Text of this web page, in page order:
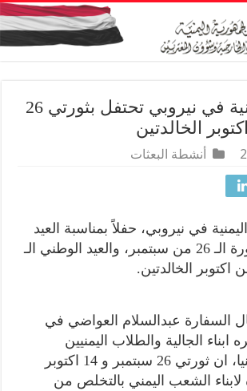
السفارة اليمنية في نيروبي تحتفل بثورتي 26
أنشطة البعثات
في نيروبي، حفلاً بمناسبة العيد
الوطني الـ 60 لثورة الـ 26 من سبتمبر، والعيد الوطني الـ
السفارة عبدالسلام العواضي في
الجالية والطلاب اليمنيين
الدارسين في كينيا، ان ثورتي 26 سبتمبر و 14 اكتوبر
لابناء الشعب اليمني بالتخلص من